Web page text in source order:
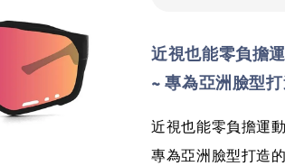
近視也能零負擔
~專為亞洲臉型
近視也能零負擔運
專為亞洲臉型打造